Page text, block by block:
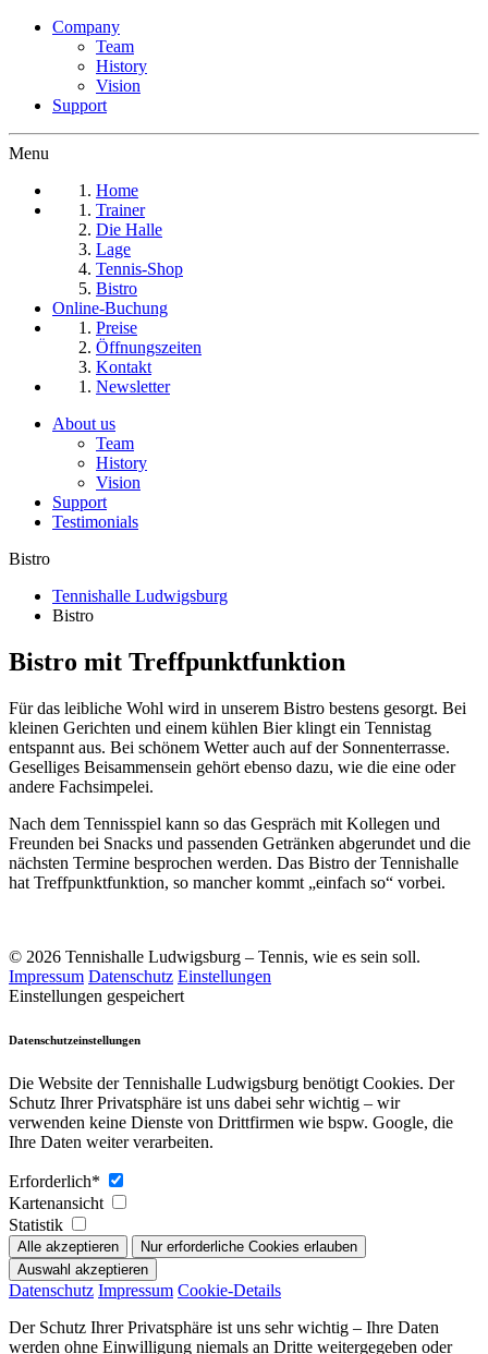
Company
Team
History
Vision
Support
Menu
Home
Trainer
Die Halle
Lage
Tennis-Shop
Bistro
Online-Buchung
Preise
Öffnungszeiten
Kontakt
Newsletter
About us
Team
History
Vision
Support
Testimonials
Bistro
Tennishalle Ludwigsburg
Bistro
Bistro mit Treffpunktfunktion
Für das leibliche Wohl wird in unserem Bistro bestens gesorgt. Bei
kleinen Gerichten und einem kühlen Bier klingt ein Tennistag
entspannt aus. Bei schönem Wetter auch auf der Sonnenterrasse.
Geselliges Beisammensein gehört ebenso dazu, wie die eine oder
andere Fachsimpelei.
Nach dem Tennisspiel kann so das Gespräch mit Kollegen und
Freunden bei Snacks und passenden Getränken abgerundet und die
nächsten Termine besprochen werden. Das Bistro der Tennishalle
hat Treffpunktfunktion, so mancher kommt „einfach so“ vorbei.
© 2026 Tennishalle Ludwigsburg – Tennis, wie es sein soll.
Impressum Datenschutz Einstellungen
Einstellungen gespeichert
Datenschutzeinstellungen
Die Website der Tennishalle Ludwigsburg benötigt Cookies. Der
Schutz Ihrer Privatsphäre ist uns dabei sehr wichtig – wir
verwenden keine Dienste von Drittfirmen wie bspw. Google, die
Ihre Daten weiter verarbeiten.
Erforderlich*
Kartenansicht
Statistik
Datenschutz Impressum Cookie-Details
Der Schutz Ihrer Privatsphäre ist uns sehr wichtig – Ihre Daten
werden ohne Einwilligung niemals an Dritte weitergegeben oder